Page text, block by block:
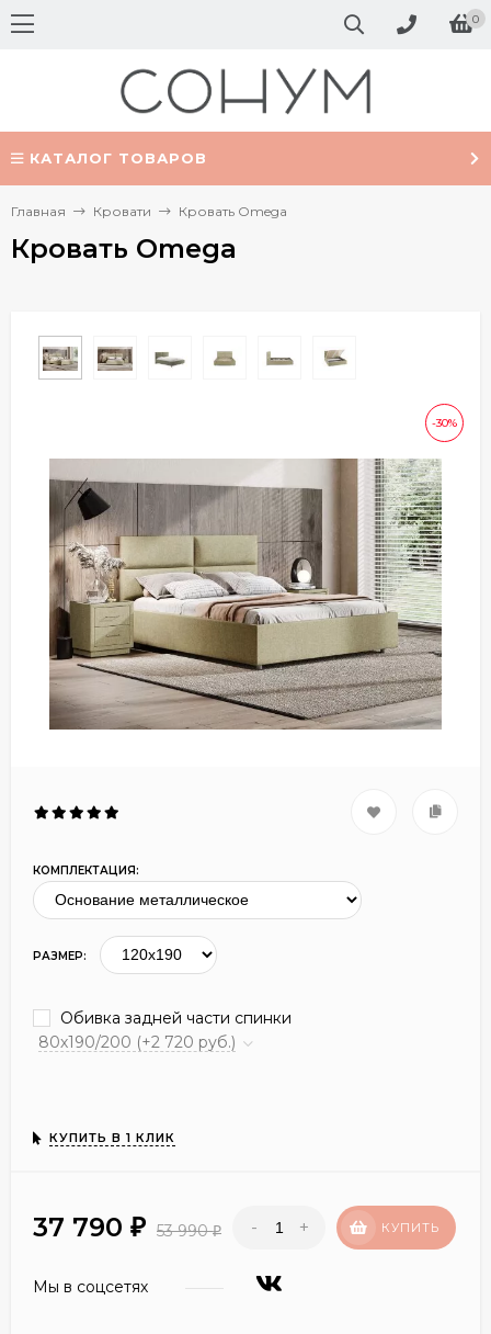
0
КАТАЛОГ ТОВАРОВ
Главная Кровати Кровать Omega
Кровать Omega
-30%
КОМПЛЕКТАЦИЯ:
РАЗМЕР:
Обивка задней части спинки
80х190/200 (+2 720 руб.)
КУПИТЬ В 1 КЛИК
37 790 ₽ 53 990₽ - + КУПИТЬ
Мы в соцсетях